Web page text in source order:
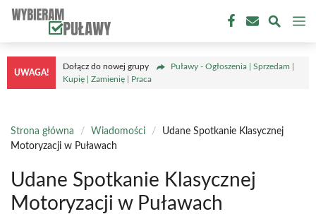
Przejdź
treści
UWAGA!
Dołącz do nowej grupy
Puławy - Ogłoszenia | Sprzedam |
Kupię | Zamienię | Praca
Strona główna / Wiadomości /
Udane Spotkanie Klasycznej
Motoryzacji w Puławach
Udane Spotkanie Klasycznej
Motoryzacji w Puławach